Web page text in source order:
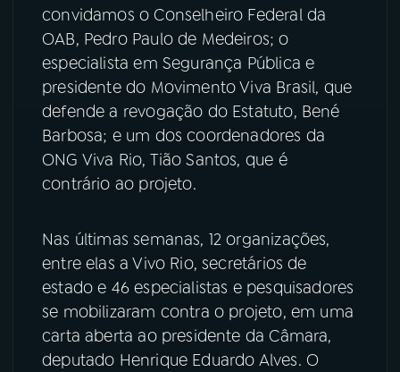
07ÚLTIMAS
FESTIVAL DE MÚSICA
ACOMPANHE A RÁDIO NACIONAL
YouTube
TikTok
convidamos o Conselheiro Federal da
OAB, Pedro Paulo de Medeiros; o
especialista em Segurança Pública e
presidente do Movimento Viva Brasil, que
defende a revogação do Estatuto, Bené
Barbosa; e um dos coordenadores da
ONG Viva Rio, Tião Santos, que é
contrário ao projeto.
Nas últimas semanas, 12 organizações,
entre elas a Vivo Rio, secretários de
estado e 46 especialistas e pesquisadores
se mobilizaram contra o projeto, em uma
carta aberta ao presidente da Câmara,
deputado Henrique Eduardo Alves. O